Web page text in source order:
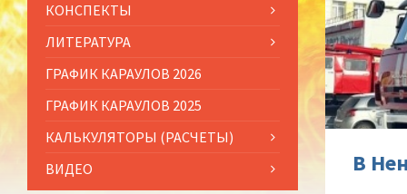
В
КОНСПЕКТЫ
ЛИТЕРАТУРА
ГРАФИК КАРАУЛОВ 2026
ГРАФИК КАРАУЛОВ 2025
КАЛЬКУЛЯТОРЫ (РАСЧЕТЫ)
ВИДЕО